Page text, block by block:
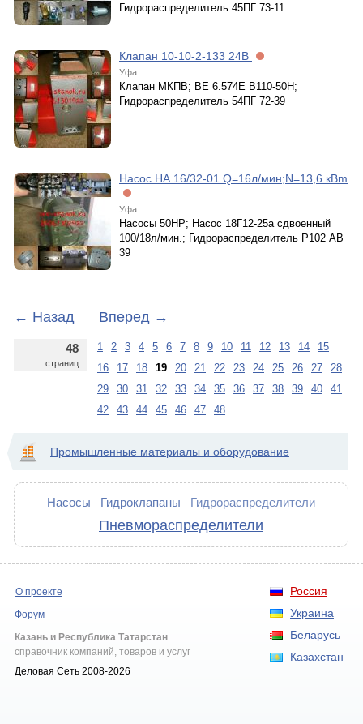
Гидрораспределитель 45ПГ 73-11
Клапан 10-10-2-133 24В
Уфа
Клапан МКПВ; ВЕ 6.574Е В110-50Н;
Гидрораспределитель 54ПГ 72-39
Насос НА 16/32-01 Q=16л/мин;N=13,6 кВm
Уфа
Насосы 50НР; Насос 18Г12-25а сдвоенный
100/18л/мин.; Гидрораспределитель Р102 АВ
39
← Назад Вперед →
48
страниц
1 2 3 4 5 6 7 8 9 10 11 12 13 14
15
16
17 18 19 20 21 22 23 24 25 26 27
28
29
30 31 32 33 34 35 36 37 38 39 40
41
42
43 44 45 46 47 48
Промышленные материалы и оборудование
Насосы Гидроклапаны Гидрораспределители
Пневмораспределители
Россия
Украина
Беларусь
Казахстан
О проекте
Форум
Казань и Республика Татарстан
справочник компаний, товаров и услуг
Деловая Сеть 2008-2026